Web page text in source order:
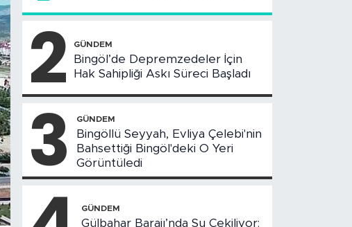
2 GÜNDEM
Bingöl’de Depremzedeler İçin
Hak Sahipliği Askı Süreci Başladı
3 GÜNDEM
Bingöllü Seyyah, Evliya Çelebi'nin
Bahsettiği Bingöl'deki O Yeri
Görüntüledi
GÜNDEM
Gülbahar Barajı’nda Su Çekiliyor: